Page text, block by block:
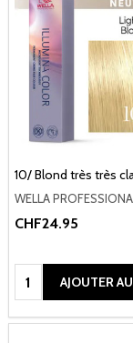
10/ Blond très très
WELLA
CHF24.95
Quantité:AJOUTER